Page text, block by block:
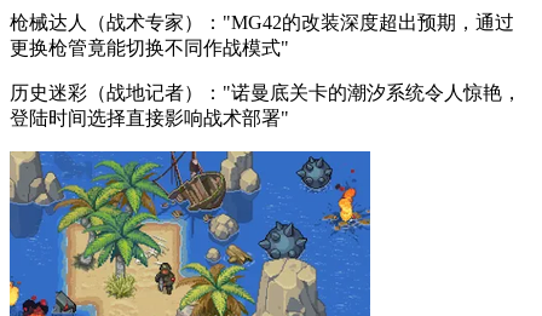
枪械达人（战术专家）："MG42的改装深度超出预期，通过
更换枪管竟能切换不同作战模式"
历史迷彩（战地记者）："诺曼底关卡的潮汐系统令人惊艳，
登陆时间选择直接影响战术部署"